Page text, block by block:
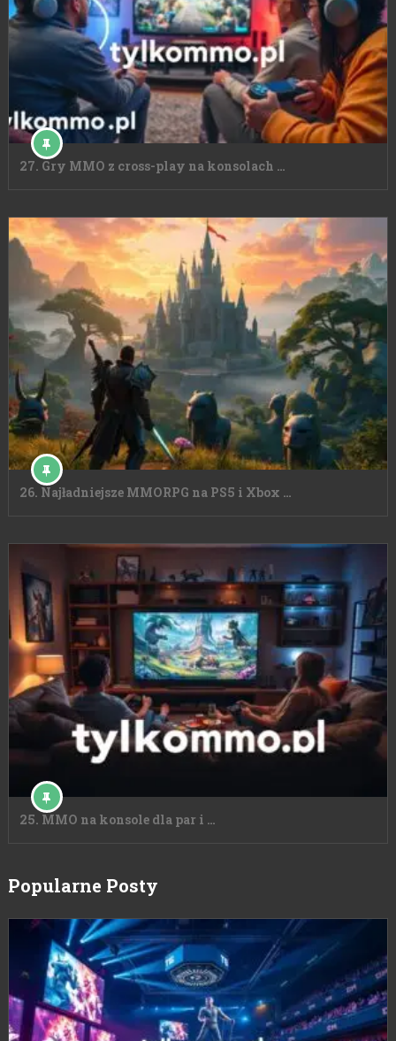
27. Gry MMO z cross-play na konsolach …
26. Najładniejsze MMORPG na PS5 i Xbox …
25. MMO na konsole dla par i …
Popularne Posty